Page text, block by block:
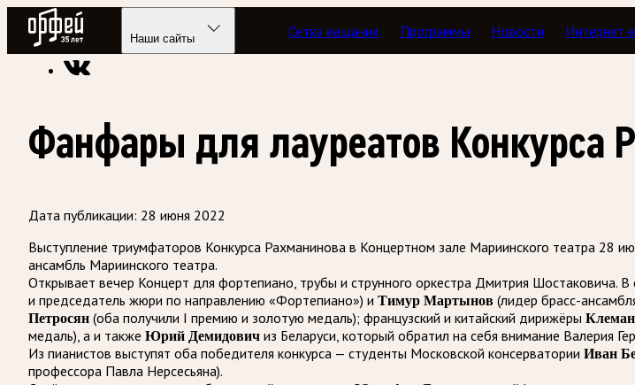
Радио Орфей
Наши сайты Сетка вещания Программы Новости Интернет-
Радио классической музыки «Орфей» Новости
Фанфары для лауреатов Конкурса
Дата публикации: 28 июня 2022
Выступление триумфаторов Конкурса Рахманинова в Концертном зале Мариинского театра 28
ансамбль Мариинского театра.
Открывает вечер Концерт для фортепиано, трубы и струнного оркестра Дмитрия Шостаковича. В
и председатель жюри по направлению «Фортепиано») и Тимур Мартынов (лидер брасс-
Петросян (оба получили I премию и золотую медаль); французский и китайский дирижёры
медаль), а и также Юрий Демидович из Беларуси, который обратил на себя внимание Валерия
Из пианистов выступят оба победителя конкурса — студенты Московской консерватории Иван
профессора Павла Нерсесьяна).